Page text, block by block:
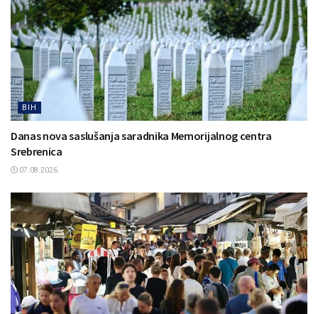
BIH
Danas nova saslušanja saradnika Memorijalnog centra
Srebrenica
07.08.2026.